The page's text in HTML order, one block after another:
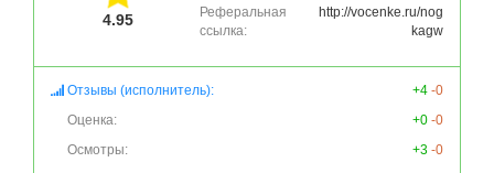
4.95
Реферальная
ссылка:
http://vocenke.ru/nog
kagw
Отзывы (исполнитель): +4 -0
Оценка:
+0 -0
Осмотры:
+3 -0